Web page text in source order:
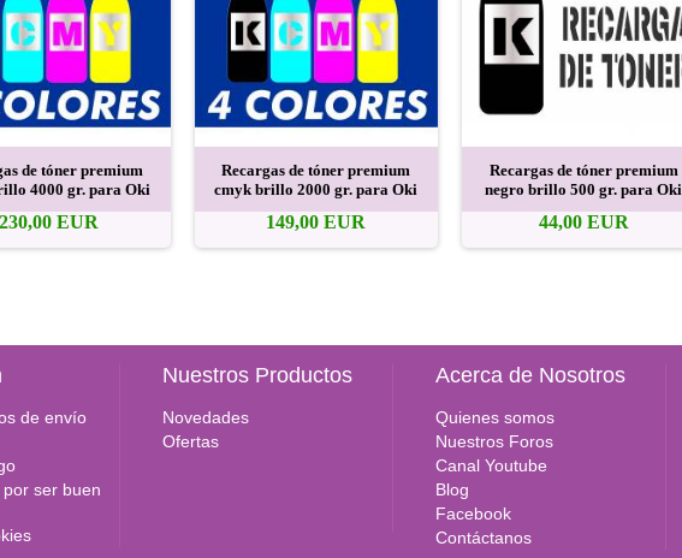
de tóner premium
4000 gr. para Oki
230,00 EUR
Recargas de tóner premium
cmyk brillo 2000 gr. para Oki
149,00 EUR
Recargas de tóner premium
negro brillo 500 gr. para Oki
44,00 EUR
de envío
ser buen
Nuestros Productos
Novedades
Ofertas
Acerca de Nosotros
Quienes somos
Nuestros Foros
Canal Youtube
Blog
Facebook
Contáctanos